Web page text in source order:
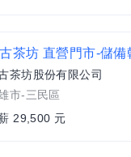
茶坊 直營門市-儲
茶坊股份有限公司
市-三民區
29,500 元